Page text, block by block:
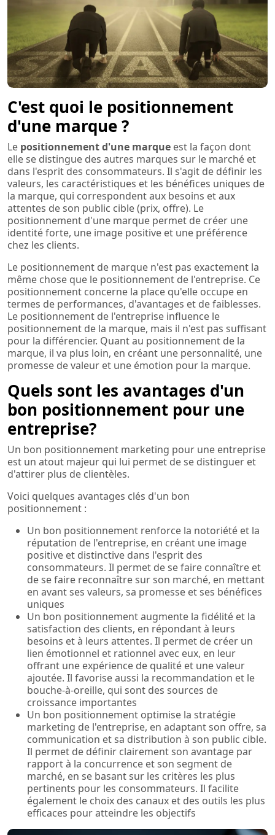
C'est quoi le positionnement
d'une marque ?
Le positionnement d'une marque est la façon dont
elle se distingue des autres marques sur le marché et
dans l'esprit des consommateurs. Il s'agit de définir les
valeurs, les caractéristiques et les bénéfices uniques de
la marque, qui correspondent aux besoins et aux
attentes de son public cible (prix, offre). Le
positionnement d'une marque permet de créer une
identité forte, une image positive et une préférence
chez les clients.
Le positionnement de marque n'est pas exactement la
même chose que le positionnement de l'entreprise. Ce
positionnement concerne la place qu'elle occupe en
termes de performances, d'avantages et de faiblesses.
Le positionnement de l'entreprise influence le
positionnement de la marque, mais il n'est pas suffisant
pour la différencier. Quant au positionnement de la
marque, il va plus loin, en créant une personnalité, une
promesse de valeur et une émotion pour la marque.
Quels sont les avantages d'un
bon positionnement pour une
entreprise?
Un bon positionnement marketing pour une entreprise
est un atout majeur qui lui permet de se distinguer et
d'attirer plus de clientèles.
Voici quelques avantages clés d'un bon
positionnement :
Un bon positionnement renforce la notoriété et la
réputation de l'entreprise, en créant une image
positive et distinctive dans l'esprit des
consommateurs. Il permet de se faire connaître et
de se faire reconnaître sur son marché, en mettant
en avant ses valeurs, sa promesse et ses bénéfices
uniques
Un bon positionnement augmente la fidélité et la
satisfaction des clients, en répondant à leurs
besoins et à leurs attentes. Il permet de créer un
lien émotionnel et rationnel avec eux, en leur
offrant une expérience de qualité et une valeur
ajoutée. Il favorise aussi la recommandation et le
bouche-à-oreille, qui sont des sources de
croissance importantes
Un bon positionnement optimise la stratégie
marketing de l'entreprise, en adaptant son offre, sa
communication et sa distribution à son public cible.
Il permet de définir clairement son avantage par
rapport à la concurrence et son segment de
marché, en se basant sur les critères les plus
pertinents pour les consommateurs. Il facilite
également le choix des canaux et des outils les plus
efficaces pour atteindre les objectifs